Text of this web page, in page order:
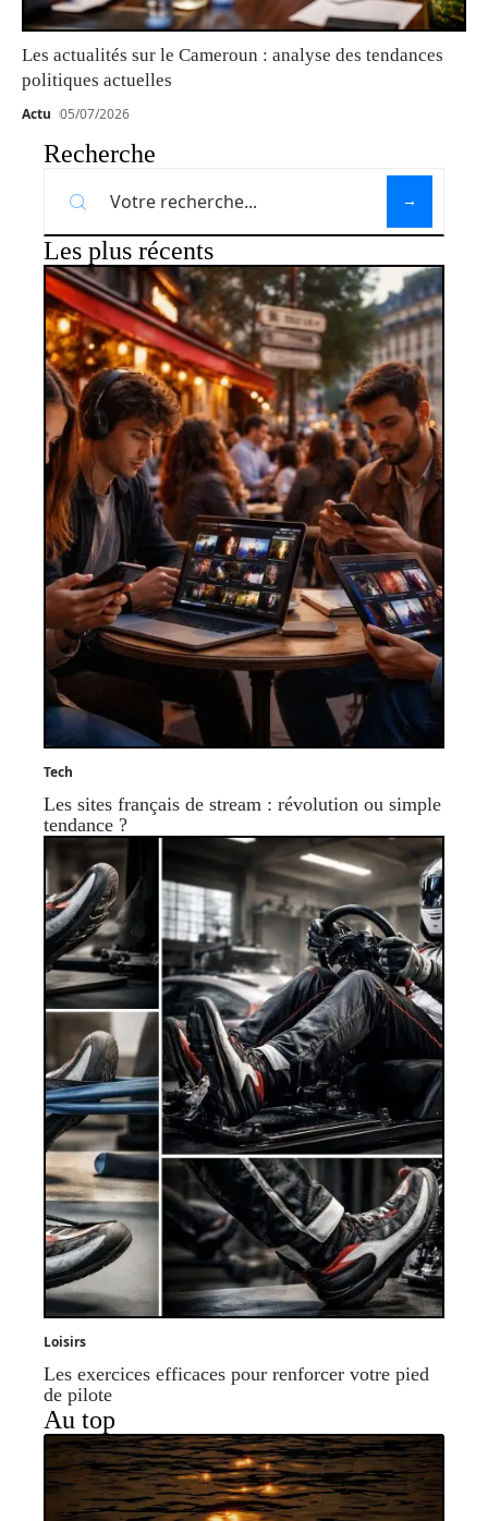
Les actualités sur le Cameroun : analyse des tendances
politiques actuelles
Actu 05/07/2026
Recherche
Les plus récents
Tech
Les sites français de stream : révolution ou simple
tendance ?
Loisirs
Les exercices efficaces pour renforcer votre pied
de pilote
Au top